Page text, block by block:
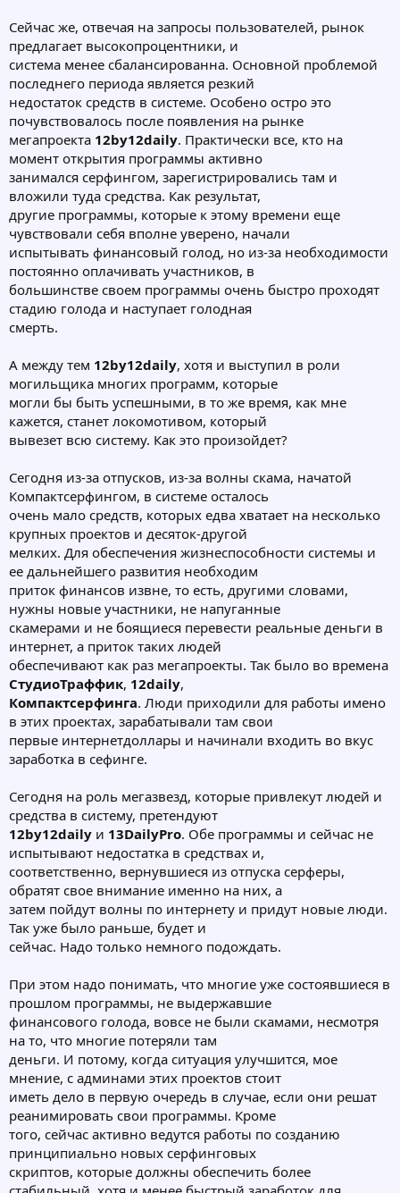
Сейчас же, отвечая на запросы пользователей, рынок
предлагает высокопроцентники, и
система менее сбалансированна. Основной проблемой
последнего периода является резкий
недостаток средств в системе. Особено остро это
почувствовалось после появления на рынке
мегапроекта 12by12daily. Практически все, кто на
момент открытия программы активно
занимался серфингом, зарегистрировались там и
вложили туда средства. Как результат,
другие программы, которые к этому времени еще
чувствовали себя вполне уверено, начали
испытывать финансовый голод, но из-за необходимости
постоянно оплачивать участников, в
большинстве своем программы очень быстро проходят
стадию голода и наступает голодная
смерть.
А между тем 12by12daily, хотя и выступил в роли
могильщика многих программ, которые
могли бы быть успешными, в то же время, как мне
кажется, станет локомотивом, который
вывезет всю систему. Как это произойдет?
Сегодня из-за отпусков, из-за волны скама, начатой
Компактсерфингом, в системе осталось
очень мало средств, которых едва хватает на несколько
крупных проектов и десяток-другой
мелких. Для обеспечения жизнеспособности системы и
ее дальнейшего развития необходим
приток финансов извне, то есть, другими словами,
нужны новые участники, не напуганные
скамерами и не боящиеся перевести реальные деньги в
интернет, а приток таких людей
обеспечивают как раз мегапроекты. Так было во времена
СтудиоТраффик, 12daily,
Компактсерфинга. Люди приходили для работы имено
в этих проектах, зарабатывали там свои
первые интернетдоллары и начинали входить во вкус
заработка в сефинге.
Сегодня на роль мегазвезд, которые привлекут людей и
средства в систему, претендуют
12by12daily и 13DailyPro. Обе программы и сейчас не
испытывают недостатка в средствах и,
соответственно, вернувшиеся из отпуска серферы,
обратят свое внимание именно на них, а
затем пойдут волны по интернету и придут новые люди.
Так уже было раньше, будет и
сейчас. Надо только немного подождать.
При этом надо понимать, что многие уже состоявшиеся в
прошлом программы, не выдержавшие
финансового голода, вовсе не были скамами, несмотря
на то, что многие потеряли там
деньги. И потому, когда ситуация улучшится, мое
мнение, с админами этих проектов стоит
иметь дело в первую очередь в случае, если они решат
реанимировать свои программы. Кроме
того, сейчас активно ведутся работы по созданию
принципиально новых серфинговых
скриптов, которые должны обеспечить более